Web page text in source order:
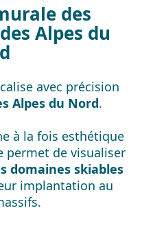
des
Alpes du
avec précision
Alpes du Nord.
à la fois esthétique
permet de visualiser
domaines skiables
implantation au